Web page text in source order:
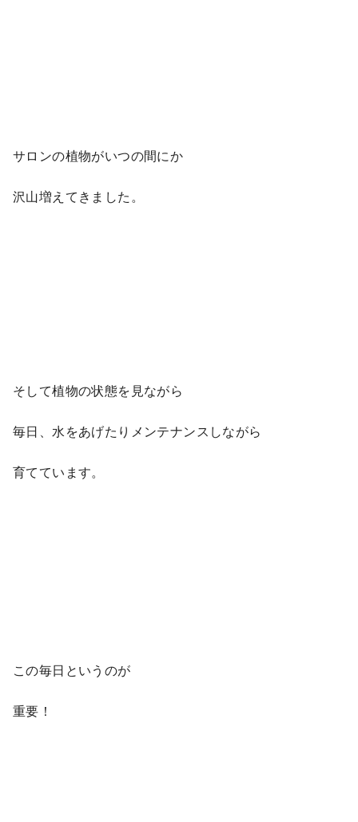
サロンの植物がいつの間にか
沢山増えてきました。
そして植物の状態を見ながら
毎日、水をあげたりメンテナンスしながら
育てています。
この毎日というのが
重要！